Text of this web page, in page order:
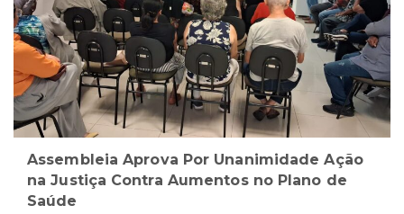
Assembleia Aprova Por Unanimidade Ação
na Justiça Contra Aumentos no Plano de
Saúde